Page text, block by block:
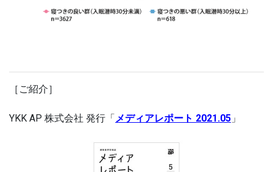
［ご紹介］
YKK AP 株式会社 発行「 メディアレポート 2021.05 」